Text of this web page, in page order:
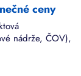
ceny
nádrže, ČOV),